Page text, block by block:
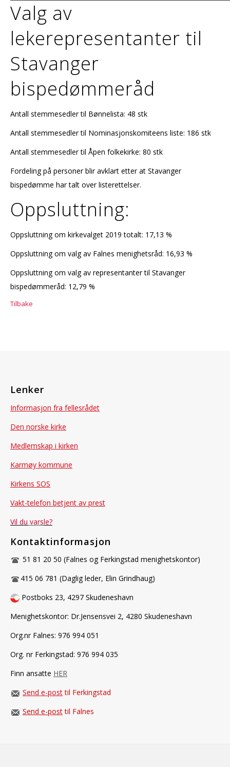
Valg av
lekerepresentanter til
Stavanger
bispedømmeråd
Antall stemmesedler til Bønnelista: 48 stk
Antall stemmesedler til Nominasjonskomiteens liste: 186 stk
Antall stemmesedler til Åpen folkekirke: 80 stk
Fordeling på personer blir avklart etter at Stavanger
bispedømme har talt over listerettelser.
Oppsluttning:
Oppsluttning om kirkevalget 2019 totalt: 17,13 %
Oppsluttning om valg av Falnes menighetsråd: 16,93 %
Oppsluttning om valg av representanter til Stavanger
bispedømmeråd: 12,79 %
Tilbake
Lenker
Informasjon fra fellesrådet
Den norske kirke
Medlemskap i kirken
Karmøy kommune
Kirkens SOS
Vakt-telefon betjent av prest
Vil du varsle?
Kontaktinformasjon
51 81 20 50 (Falnes og Ferkingstad menighetskontor)
415 06 781 (Daglig leder, Elin Grindhaug)
Postboks 23, 4297 Skudeneshavn
Menighetskontor: Dr.Jensensvei 2, 4280 Skudeneshavn
Org.nr Falnes: 976 994 051
Org. nr Ferkingstad: 976 994 035
Finn ansatte HER
Send e-posttil Ferkingstad
Send e-post til Falnes